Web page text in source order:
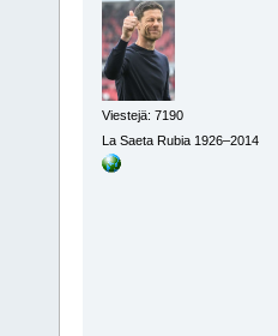
Viestejä: 7190
La Saeta Rubia 1926–2014